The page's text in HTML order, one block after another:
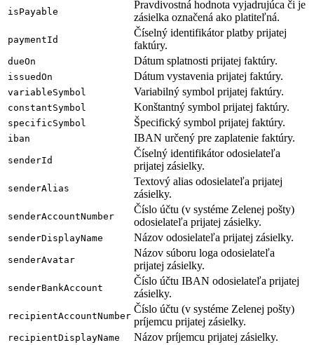
isPayable
Pravdivostná hodnota vyjadrujúca či je
zásielka označená ako platiteľná.
paymentId
Číselný identifikátor platby prijatej
faktúry.
dueOn Dátum splatnosti prijatej faktúry.
issuedOn Dátum vystavenia prijatej faktúry.
variableSymbol Variabilný symbol prijatej faktúry.
constantSymbol Konštantný symbol prijatej faktúry.
specificSymbol Špecifický symbol prijatej faktúry.
iban IBAN určený pre zaplatenie faktúry.
senderId
Číselný identifikátor odosielateľa
prijatej zásielky.
senderAlias
Textový alias odosielateľa prijatej
zásielky.
senderAccountNumber
Číslo účtu (v systéme Zelenej pošty)
odosielateľa prijatej zásielky.
senderDisplayName Názov odosielateľa prijatej zásielky.
senderAvatar
Názov súboru loga odosielateľa
prijatej zásielky.
senderBankAccount
Číslo účtu IBAN odosielateľa prijatej
zásielky.
recipientAccountNumber
Číslo účtu (v systéme Zelenej pošty)
príjemcu prijatej zásielky.
recipientDisplayName Názov príjemcu prijatej zásielky.